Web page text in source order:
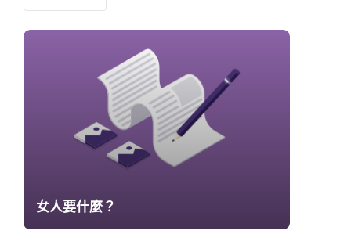
女人要什麼？